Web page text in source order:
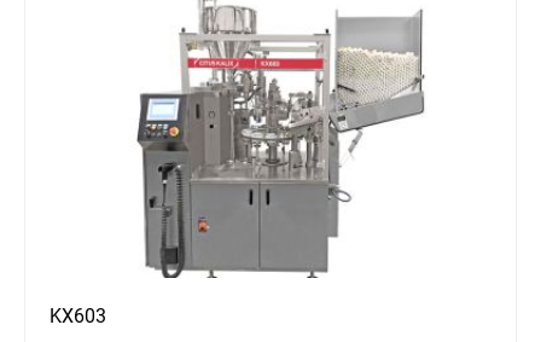
KX603